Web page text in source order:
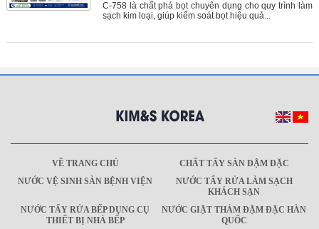
C-758 là chất phá bọt chuyên dụng cho quy trình làm
sạch kim loại, giúp kiểm soát bọt hiệu quả...
VỀ TRANG CHỦ
CHẤT TẨY SÀN ĐẬM ĐẶC
NƯỚC VỆ SINH SÀN BỆNH VIỆN
NƯỚC TẨY RỬA LÀM SẠCH
KHÁCH SẠN
NƯỚC TẨY RỬA BẾP DỤNG CỤ
THIẾT BỊ NHÀ BẾP
NƯỚC GIẶT THẢM ĐẬM ĐẶC HÀN
QUỐC